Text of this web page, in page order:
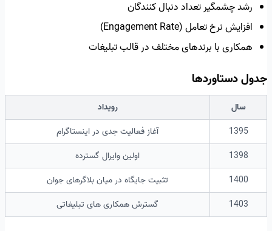
رشد چشمگیر تعداد دنبال کنندگان
افزایش نرخ تعامل (Engagement Rate)
همکاری با برندهای مختلف در قالب تبلیغات
جدول دستاوردها
سال
رویداد
1395
آغاز فعالیت جدی در اینستاگرام
1398
اولین وایرال گسترده
1400
تثبیت جایگاه در میان بلاگرهای جوان
1403
گسترش همکاری های تبلیغاتی